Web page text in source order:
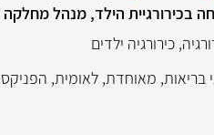
בכירורגיית הילד, מנהל
, כירורגיה ילדים
בריאות, מאוחדת, לאומית, הפניקס